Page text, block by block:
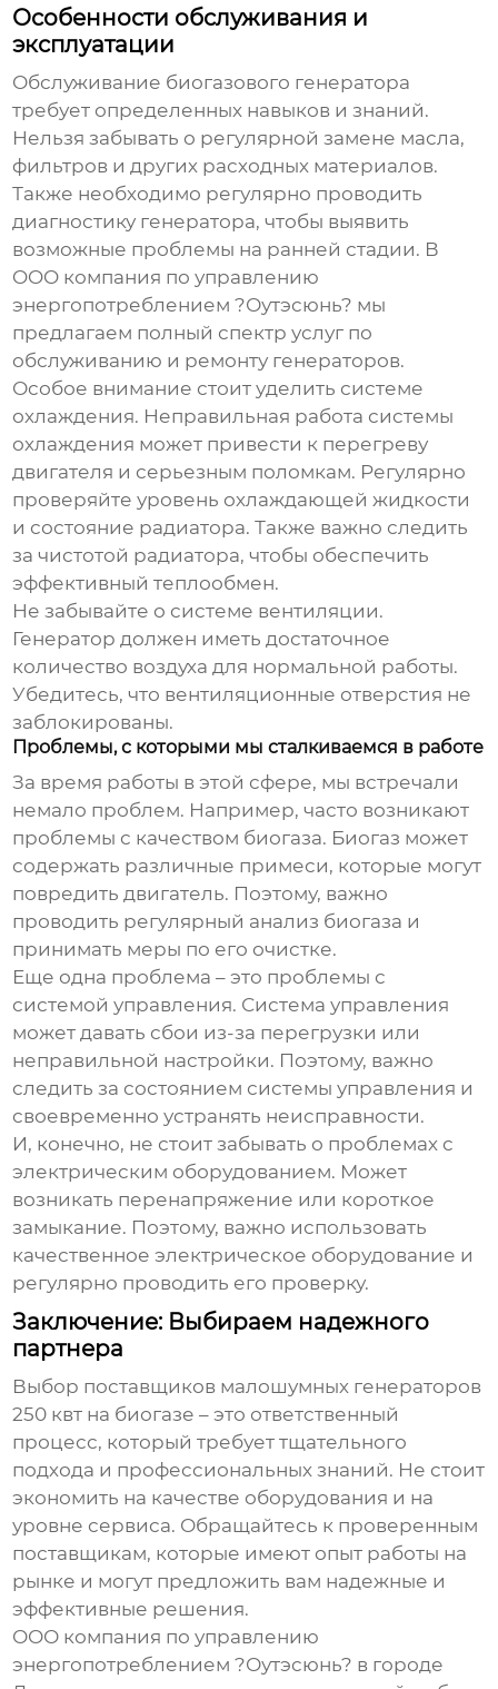
Особенности обслуживания и
эксплуатации
Обслуживание биогазового генератора
требует определенных навыков и знаний.
Нельзя забывать о регулярной замене масла,
фильтров и других расходных материалов.
Также необходимо регулярно проводить
диагностику генератора, чтобы выявить
возможные проблемы на ранней стадии. В
OOO компания по управлению
энергопотреблением ?Оутэсюнь? мы
предлагаем полный спектр услуг по
обслуживанию и ремонту генераторов.
Особое внимание стоит уделить системе
охлаждения. Неправильная работа системы
охлаждения может привести к перегреву
двигателя и серьезным поломкам. Регулярно
проверяйте уровень охлаждающей жидкости
и состояние радиатора. Также важно следить
за чистотой радиатора, чтобы обеспечить
эффективный теплообмен.
Не забывайте о системе вентиляции.
Генератор должен иметь достаточное
количество воздуха для нормальной работы.
Убедитесь, что вентиляционные отверстия не
заблокированы.
Проблемы, с которыми мы сталкиваемся в работе
За время работы в этой сфере, мы встречали
немало проблем. Например, часто возникают
проблемы с качеством биогаза. Биогаз может
содержать различные примеси, которые могут
повредить двигатель. Поэтому, важно
проводить регулярный анализ биогаза и
принимать меры по его очистке.
Еще одна проблема – это проблемы с
системой управления. Система управления
может давать сбои из-за перегрузки или
неправильной настройки. Поэтому, важно
следить за состоянием системы управления и
своевременно устранять неисправности.
И, конечно, не стоит забывать о проблемах с
электрическим оборудованием. Может
возникать перенапряжение или короткое
замыкание. Поэтому, важно использовать
качественное электрическое оборудование и
регулярно проводить его проверку.
Заключение: Выбираем надежного
партнера
Выбор поставщиков малошумных генераторов
250 квт на биогазе – это ответственный
процесс, который требует тщательного
подхода и профессиональных знаний. Не стоит
экономить на качестве оборудования и на
уровне сервиса. Обращайтесь к проверенным
поставщикам, которые имеют опыт работы на
рынке и могут предложить вам надежные и
эффективные решения.
ООО компания по управлению
энергопотреблением ?Оутэсюнь? в городе